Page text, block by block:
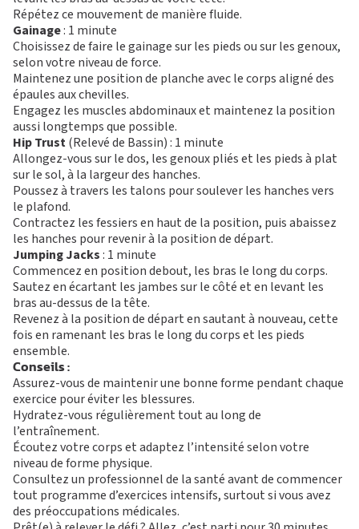
Répétez ce mouvement de manière fluide.
Gainage: 1 minute
Choisissez de faire le gainage sur les pieds ou sur les genoux,
selon votre niveau de force.
Maintenez une position de planche avec le corps aligné des
épaules aux chevilles.
Engagez les muscles abdominaux et maintenez la position
aussi longtemps que possible.
Hip Trust(Relevé de Bassin) : 1 minute
Allongez-vous sur le dos, les genoux pliés et les pieds à plat
sur le sol, à la largeur des hanches.
Poussez à travers les talons pour soulever les hanches vers
le plafond.
Contractez les fessiers en haut de la position, puis abaissez
les hanches pour revenir à la position de départ.
Jumping Jacks: 1 minute
Commencez en position debout, les bras le long du corps.
Sautez en écartant les jambes sur le côté et en levant les
bras au-dessus de la tête.
Revenez à la position de départ en sautant à nouveau, cette
fois en ramenant les bras le long du corps et les pieds
ensemble.
Conseils :
Assurez-vous de maintenir une bonne forme pendant chaque
exercice pour éviter les blessures.
Hydratez-vous régulièrement tout au long de
l’entraînement.
Écoutez votre corps et adaptez l’intensité selon votre
niveau de forme physique.
Consultez un professionnel de la santé avant de commencer
tout programme d’exercices intensifs, surtout si vous avez
des préoccupations médicales.